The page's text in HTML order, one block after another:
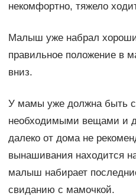
некомфортно, тяжело
Малыш уже набрал
правильное положение в
вниз.
У мамы уже должна быть
необходимыми вещами и
далеко от дома не
вынашивания находится
малыш набирает
свиданию с мамочкой.